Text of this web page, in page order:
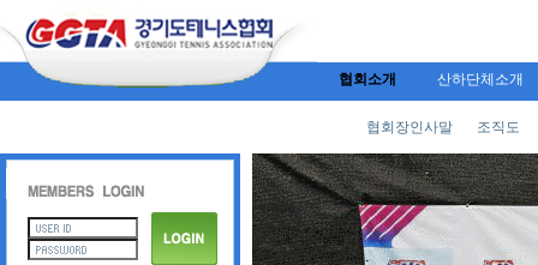
협회소개 산하단체소개
협회장인사말 조직도